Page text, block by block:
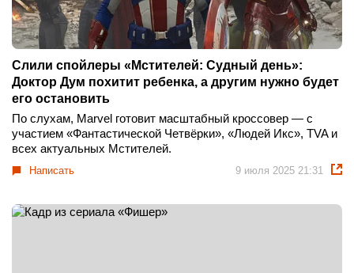
Слили спойлеры «Мстителей: Судный день»:
Доктор Дум похитит ребенка, а другим нужно будет
его остановить
По слухам, Marvel готовит масштабный кроссовер — с
участием «Фантастической Четвёрки», «Людей Икс», TVA и
всех актуальных Мстителей.
Написать 9 июля 2025 21:31